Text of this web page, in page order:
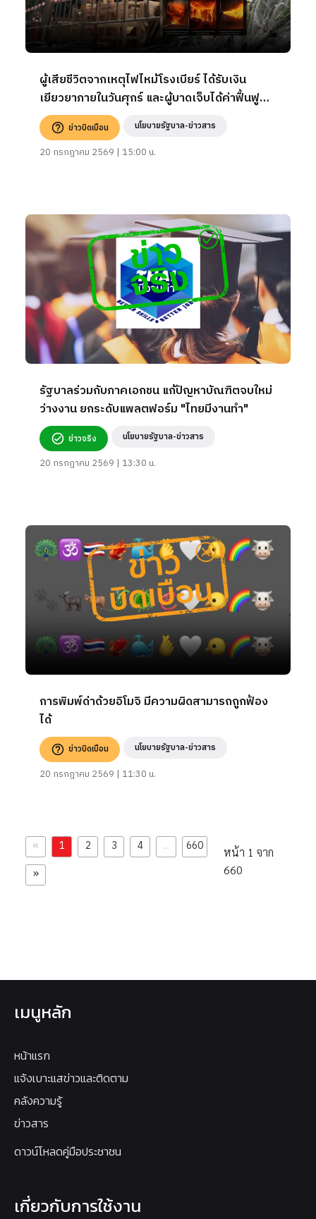
ผู้เสียชีวิตจากเหตุไฟไหม้โรงเบียร์ ได้รับเงิน
เยียวยาภายในวันศุกร์ และผู้บาดเจ็บได้ค่าฟื้นฟู
ทุพพลภาพ 50,000 บาท
ข่าวบิดเบือน นโยบายรัฐบาล-ข่าวสาร
20 กรกฎาคม 2569 | 15:00 น.
รัฐบาลร่วมกับภาคเอกชน แก้ปัญหาบัณฑิตจบใหม่
ว่างงาน ยกระดับแพลตฟอร์ม "ไทยมีงานทำ"
ข่าวจริง นโยบายรัฐบาล-ข่าวสาร
20 กรกฎาคม 2569 | 13:30 น.
การพิมพ์ด่าด้วยอิโมจิ มีความผิดสามารถถูกฟ้อง
ได้
ข่าวบิดเบือน นโยบายรัฐบาล-ข่าวสาร
20 กรกฎาคม 2569 | 11:30 น.
« 1 2 3 4 ... 660
»
หน้า 1 จาก
660
เมนูหลัก
หน้าแรก
แจ้งเบาะแสข่าวและติดตาม
คลังความรู้
ข่าวสาร
ดาวน์โหลดคู่มือประชาชน
เกี่ยวกับการใช้งาน